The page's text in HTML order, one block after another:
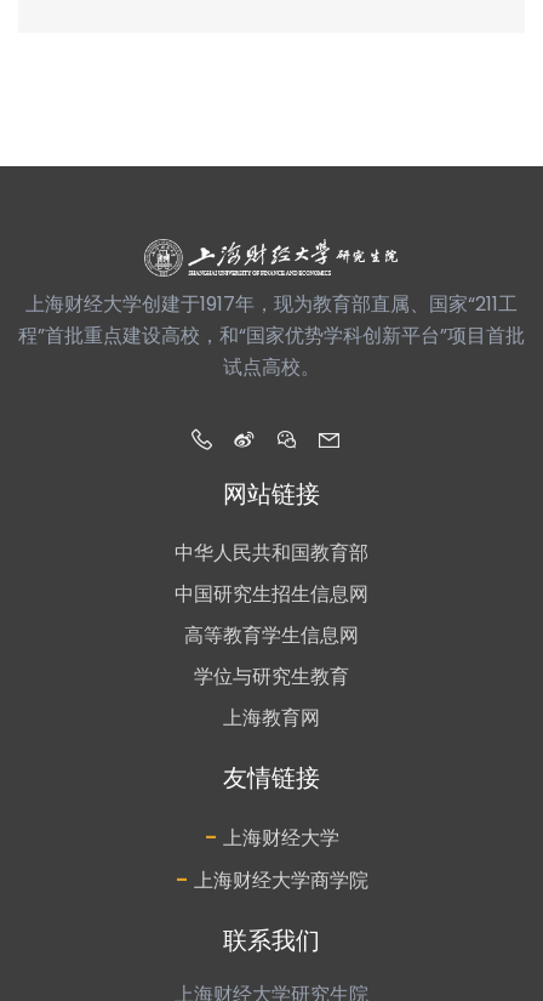
上海财经大学创建于1917年，现为教育部直属、国家“211工
程”首批重点建设高校，和“国家优势学科创新平台”项目首批
试点高校。
网站链接
中华人民共和国教育部
中国研究生招生信息网
高等教育学生信息网
学位与研究生教育
上海教育网
友情链接
- 上海财经大学
- 上海财经大学商学院
联系我们
上海财经大学研究生院